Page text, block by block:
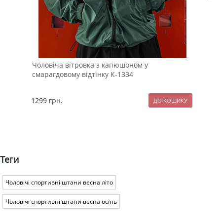
Чоловіча вітровка з капюшоном у
смарагдовому відтінку К-1334
1299 грн.
Теги
Чоловічі спортивні штани весна літо
Чоловічі спортивні штани весна осінь